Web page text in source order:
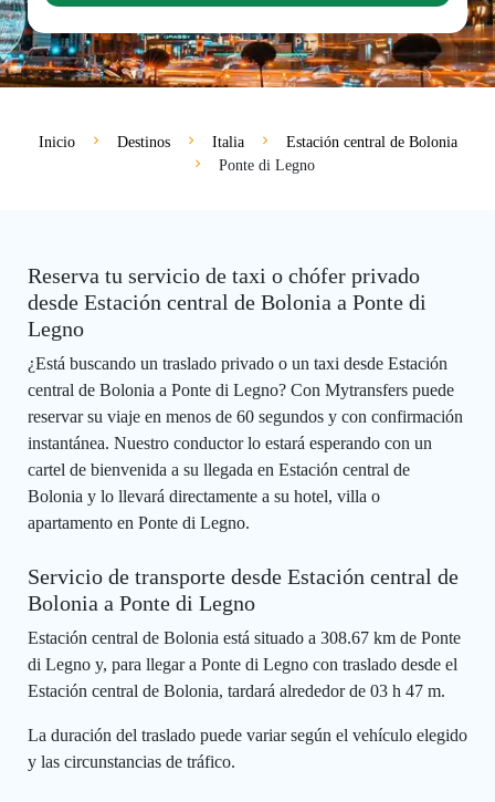
Inicio Destinos Italia
Estación central de Bolonia
Ponte di Legno
Reserva tu servicio de taxi o chófer privado
desde Estación central de Bolonia a Ponte di
Legno
¿Está buscando un traslado privado o un taxi desde Estación
central de Bolonia a Ponte di Legno? Con Mytransfers puede
reservar su viaje en menos de 60 segundos y con confirmación
instantánea. Nuestro conductor lo estará esperando con un
cartel de bienvenida a su llegada en Estación central de
Bolonia y lo llevará directamente a su hotel, villa o
apartamento en Ponte di Legno.
Servicio de transporte desde Estación central de
Bolonia a Ponte di Legno
Estación central de Bolonia está situado a 308.67 km de Ponte
di Legno y, para llegar a Ponte di Legno con traslado desde el
Estación central de Bolonia, tardará alrededor de 03 h 47 m.
La duración del traslado puede variar según el vehículo elegido
y las circunstancias de tráfico.